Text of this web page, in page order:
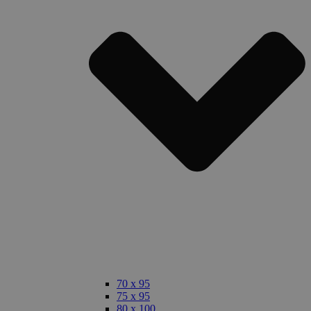
70 x 95
75 x 95